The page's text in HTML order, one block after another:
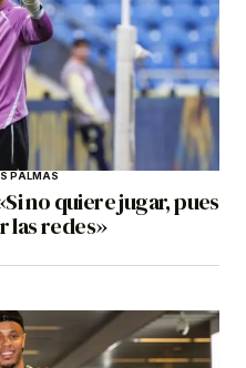
PALMAS
no quiere jugar, pues
las redes»